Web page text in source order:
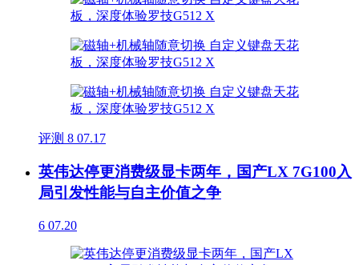
评测 8 07.17
英伟达停更消费级显卡两年，国产LX 7G100入
局引发性能与自主价值之争
6 07.20